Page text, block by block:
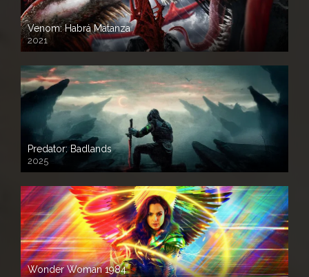
Venom: Habrá Matanza
2021
Predator: Badlands
2025
Wonder Woman 1984